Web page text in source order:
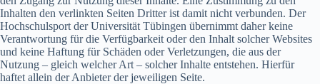
Inhalten den verlinkten Seiten Dritter ist damit nicht verbunden. Der
Hochschulsport der Universität Tübingen übernimmt daher keine
Verantwortung für die Verfügbarkeit oder den Inhalt solcher Websites
und keine Haftung für Schäden oder Verletzungen, die aus der
Nutzung – gleich welcher Art – solcher Inhalte entstehen. Hierfür
haftet allein der Anbieter der jeweiligen Seite.